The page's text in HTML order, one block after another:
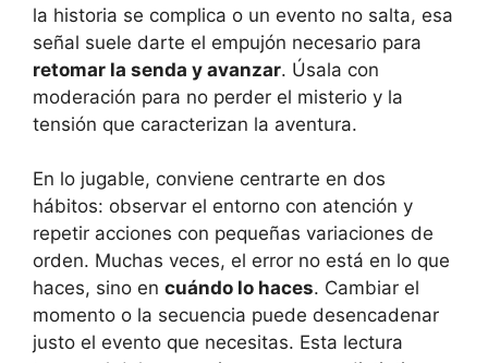
la historia se complica o un evento no salta, esa
señal suele darte el empujón necesario para
retomar la senda y avanzar. Úsala con
moderación para no perder el misterio y la
tensión que caracterizan la aventura.
En lo jugable, conviene centrarte en dos
hábitos: observar el entorno con atención y
repetir acciones con pequeñas variaciones de
orden. Muchas veces, el error no está en lo que
haces, sino en cuándo lo haces. Cambiar el
momento o la secuencia puede desencadenar
justo el evento que necesitas. Esta lectura